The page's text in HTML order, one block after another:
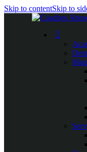
Skip to contentSkip to